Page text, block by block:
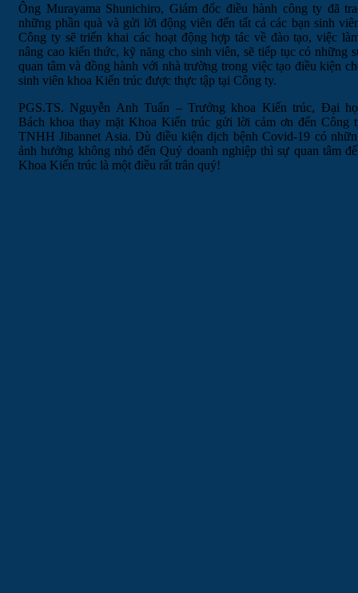
Ông Murayama Shunichiro, Giám đốc điều hành công ty đã
những phần quà và gửi lời động viên đến tất cả các bạn sinh
Công ty sẽ triển khai các hoạt động hợp tác về đào tạo, việc
nâng cao kiến thức, kỹ năng cho sinh viên, sẽ tiếp tục có những
quan tâm và đồng hành với nhà trường trong việc tạo điều kiện
sinh viên khoa Kiến trúc được thực tập tại Công ty.
PGS.TS. Nguyễn Anh Tuấn – Trưởng khoa Kiến trúc, Đại
Bách khoa thay mặt Khoa Kiến trúc gửi lời cảm ơn đến Công
TNHH Jibannet Asia. Dù điều kiện dịch bệnh Covid-19 có
ảnh hưởng không nhỏ đến Quý doanh nghiệp thì sự quan tâm
Khoa Kiến trúc là một điều rất trân quý!